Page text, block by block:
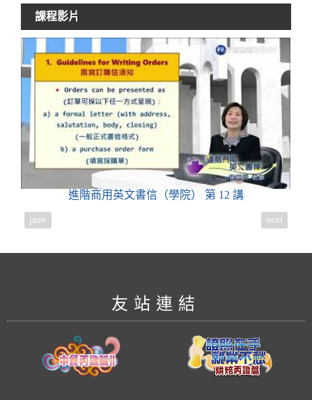
課程影片
進階商用英文書信（學院） 第 12 講
prev next
友站連結